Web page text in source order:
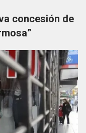
concesión de